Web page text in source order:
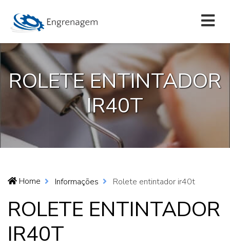
ROLETE ENTINTADOR
IR40T
Home Informações Rolete entintador ir40t
ROLETE ENTINTADOR
IR40T